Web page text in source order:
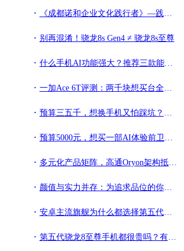
《成都诺和企业文化践行者》—践行文化，榜样力量
别再混淆！骁龙8s Gen4 ≠ 骁龙8s至尊
什么手机AI功能强大？推荐三款能力出色的AI旗舰
一加Ace 6T评测：两千块想买台全能手机？这回真不用纠结了
预算三五千，想换手机又怕踩坑？看完这篇就不用纠结了
预算5000元，想买一部AI体验前卫的旗舰手机，有的选吗？
多元化产品矩阵，高通Oryon架构抵御波动的战略基石
颜值与实力并存：为追求品位的你推荐两款美学性能旗舰
安卓主流旗舰为什么都选择第五代骁龙8至尊版芯片？
第五代骁龙8至尊手机都很贵吗？有没有便宜又好用的机型？